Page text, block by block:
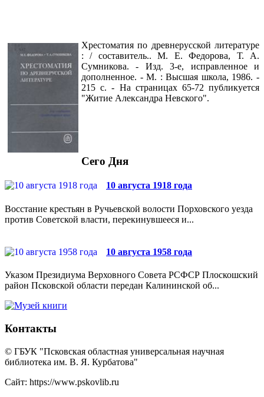
Хрестоматия по древнерусской литературе
: / составитель.. М. Е. Федорова, Т. А.
Сумникова. - Изд. 3-е, исправленное и
дополненное. - М. : Высшая школа, 1986. -
215 с. - На страницах 65-72 публикуется
"Житие Александра Невского".
Сего Дня
10 августа 1918 года
Восстание крестьян в Ручьевской волости Порховского уезда
против Советской власти, перекинувшееся и...
10 августа 1958 года
Указом Президиума Верховного Совета РСФСР Плоскошский
район Псковской области передан Калининской об...
Контакты
© ГБУК "Псковская областная универсальная научная
библиотека им. В. Я. Курбатова"
Сайт: https://www.pskovlib.ru